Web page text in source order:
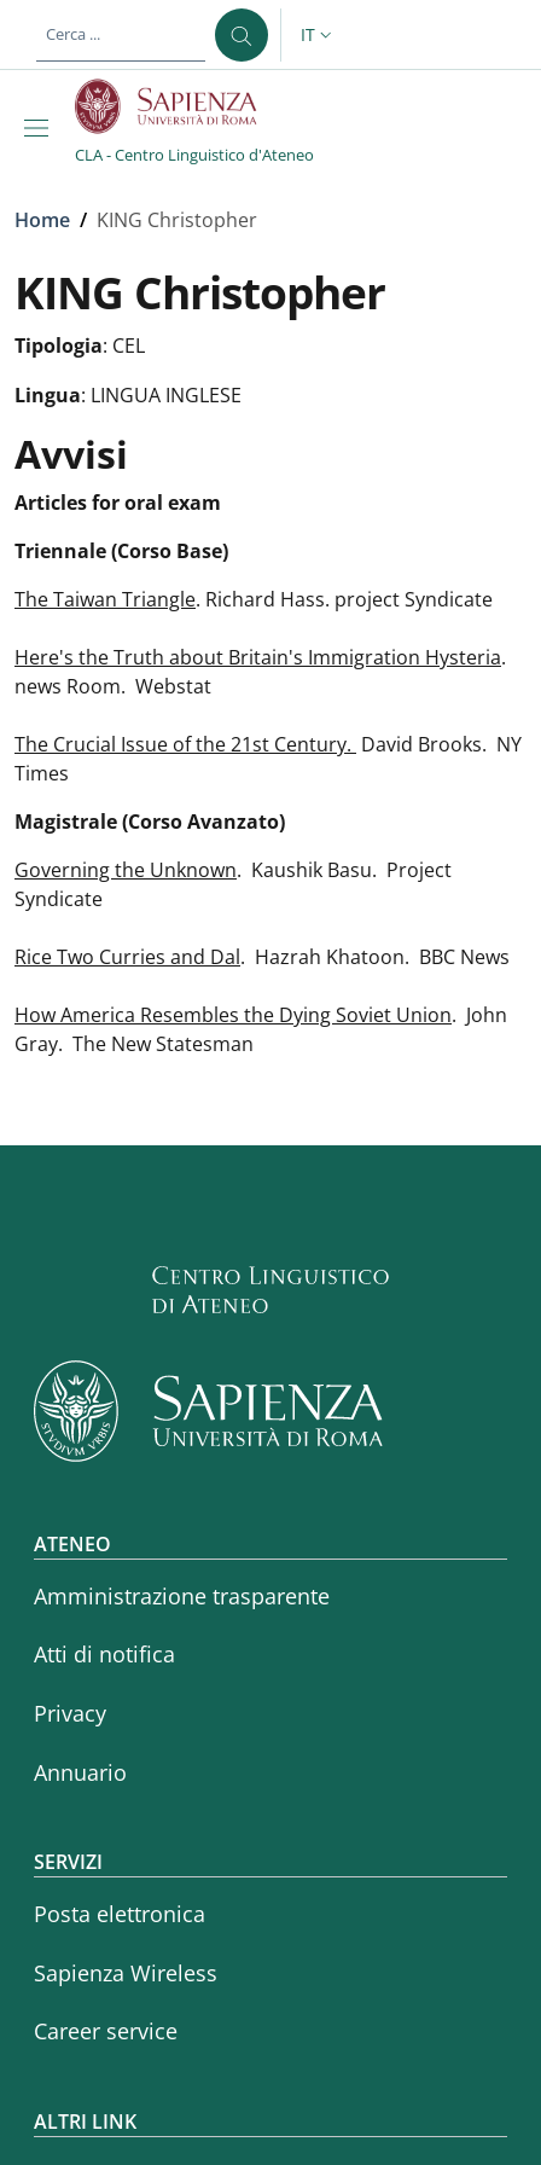
al contenuto principale
SELETTORE LINGUA:
IT
CLA - Centro Linguistico d'Ateneo
Briciole di pane
Home / KING Christopher
KING Christopher
Tipologia: CEL
Lingua: LINGUA INGLESE
Avvisi
Avvisi:
Articles for oral exam
Triennale (Corso Base)
The Taiwan Triangle. Richard Hass. project Syndicate
Here's the Truth about Britain's Immigration Hysteria.
news Room. Webstat
The Crucial Issue of the 21st Century. David Brooks. NY
Times
Magistrale (Corso Avanzato)
Governing the Unknown. Kaushik Basu. Project
Syndicate
Rice Two Curries and Dal. Hazrah Khatoon. BBC News
How America Resembles the Dying Soviet Union. John
Gray. The New Statesman
Footer menu
ATENEO
Amministrazione trasparente
Atti di notifica
Privacy
Annuario
SERVIZI
Posta elettronica
Sapienza Wireless
Career service
ALTRI LINK